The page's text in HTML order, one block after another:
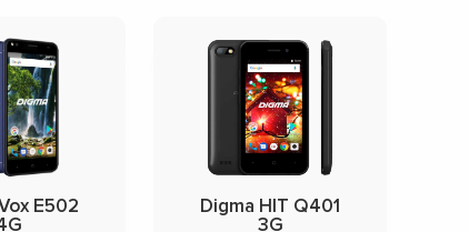
E502
Digma HIT Q401
3G